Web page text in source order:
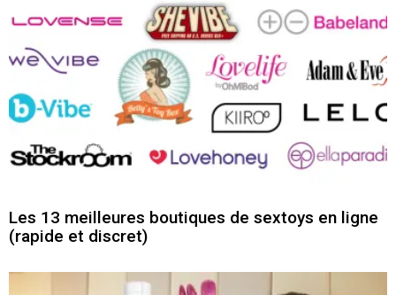
Les 13 meilleures boutiques de sextoys en ligne
(rapide et discret)